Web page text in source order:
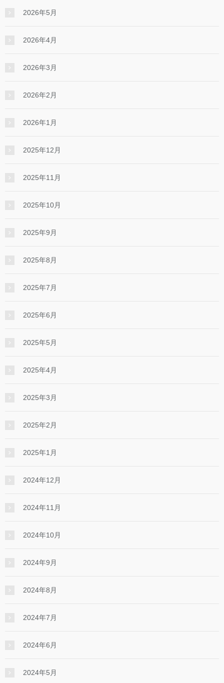
2026年5月
2026年4月
2026年3月
2026年2月
2026年1月
2025年12月
2025年11月
2025年10月
2025年9月
2025年8月
2025年7月
2025年6月
2025年5月
2025年4月
2025年3月
2025年2月
2025年1月
2024年12月
2024年11月
2024年10月
2024年9月
2024年8月
2024年7月
2024年6月
2024年5月